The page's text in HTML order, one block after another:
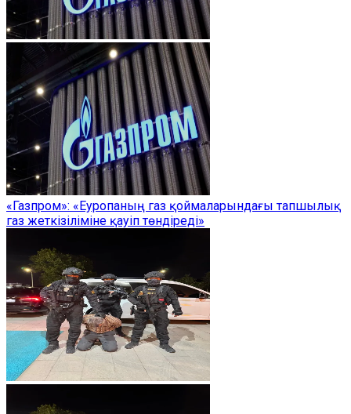
«Газпром»: «Еуропаның газ қоймаларындағы тапшылық
газ жеткізіліміне қауіп төндіреді»